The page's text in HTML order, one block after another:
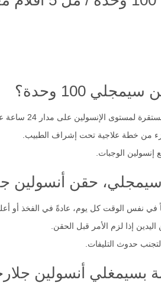
100 وحدة؟
على مدار 24 ساعة عند الاستخدام حسب الإرشادات.
من خطة علاجية تحت إشراف الطبيب.
إنسولين الوجبات.
أنسولين جلارجين، 100 وحدة/
في نفس الوقت كل يوم، عادةً في الفخذ أو
إذا لزم الأمر قبل الحقن.
حدوث التليفات.
أنسولين جلارجين 100 وحدة/مل - 5 أقلام